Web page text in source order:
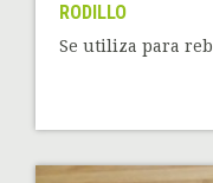
RODILLO
Se utiliza para